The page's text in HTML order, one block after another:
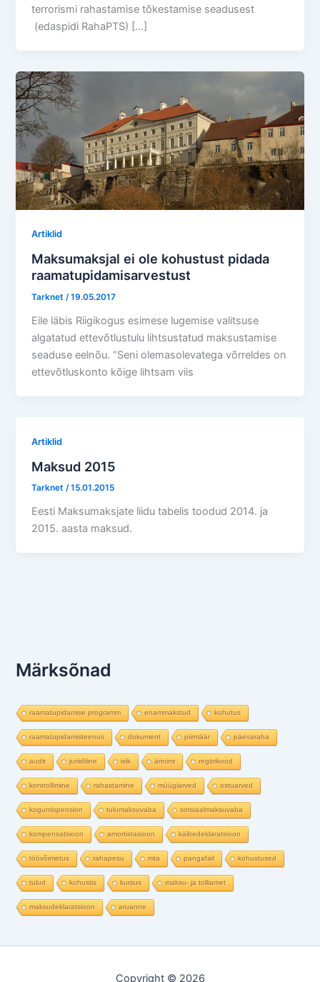
terrorismi rahastamise tõkestamise seadusest
(edaspidi RahaPTS) […]
Artiklid
Maksumaksjal ei ole kohustust pidada
raamatupidamisarvestust
Tarknet/19.05.2017
Eile läbis Riigikogus esimese lugemise valitsuse
algatatud ettevõtlustulu lihtsustatud maksustamise
seaduse eelnõu. “Seni olemasolevatega võrreldes on
ettevõtluskonto kõige lihtsam viis
Artiklid
Maksud 2015
Tarknet/15.01.2015
Eesti Maksumaksjate liidu tabelis toodud 2014. ja
2015. aasta maksud.
Märksõnad
raamatupidamise programm enammakstud kohutus
raamatupidamisteenus dokument piirmäär päevaraha
audit juriidiline isik ärinimi regitrikood
kontrollimine rahastamine müügiarved ostuarved
kogumispension tulumaksuvaba sotsiaalmaksuvaba
kompensatsioon amortistasioon käibedeklaratsioon
töövõimetus rahapesu mta pangafail kohustused
tulud kohustis kursus maksu- ja tolliamet
maksudeklaratsioon aruanne
Copyright © 2026